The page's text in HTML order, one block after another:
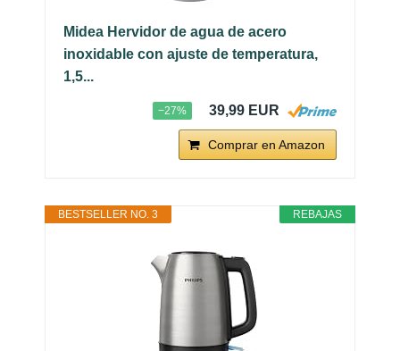
Midea Hervidor de agua de acero
inoxidable con ajuste de temperatura,
1,5...
−27% 39,99 EUR
Comprar en Amazon
REBAJAS
BESTSELLER NO. 3